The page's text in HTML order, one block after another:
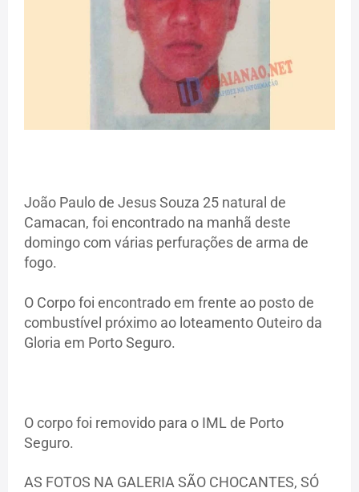
João Paulo de Jesus Souza 25 natural de
Camacan, foi encontrado na manhã deste
domingo com várias perfurações de arma de
fogo.
O Corpo foi encontrado em frente ao posto de
combustível próximo ao loteamento Outeiro da
Gloria em Porto Seguro.
O corpo foi removido para o IML de Porto
Seguro.
AS FOTOS NA GALERIA SÃO CHOCANTES, SÓ